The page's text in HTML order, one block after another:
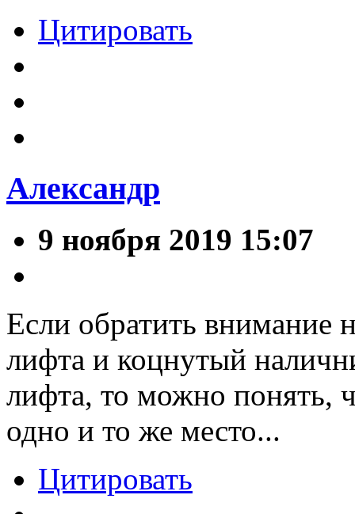
Цитировать
Александр
9 ноября 2019 15:07
Если обратить внимание
лифта и коцнутый
лифта, то можно понять,
одно и то же место...
Цитировать